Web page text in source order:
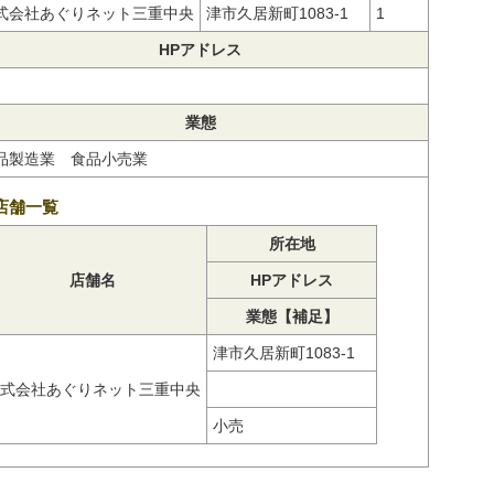
会社あぐりネット三重中央 津市久居新町1083-1 1
HPアドレス
業態
製造業 食品小売業
舗一覧
店舗名
所在地
HPアドレス
業態【補足】
会社あぐりネット三重中央
津市久居新町1083-1
小売